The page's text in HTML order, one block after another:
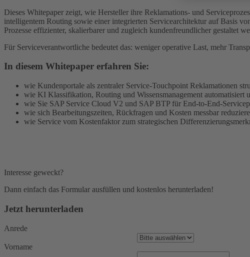
Dieses Whitepaper zeigt, wie Hersteller ihre Reklamations- und
intelligentem Routing sowie einer integrierten Servicearchitektur auf Basis
Prozesse effizienter, skalierbarer und zugleich kundenfreundlicher gestaltet
Für Serviceverantwortliche bedeutet das: weniger operative Last, mehr
In diesem Whitepaper erfahren Sie:
wie Kunden­portale als zentraler Service-Touchpoint Reklamationen
wie KI Klassifikation, Routing und Wissens­manage­ment automatisiert
wie Sie SAP Service Cloud V2 und SAP BTP für End-to-End-
wie sich Bearbeitungszeiten, Rückfragen und Kosten messbar
wie Service vom Kostenfaktor zum strategischen
Interesse geweckt?
Dann einfach das Formular ausfüllen und kostenlos herunterladen!
Jetzt herunterladen
Anrede
Vorname